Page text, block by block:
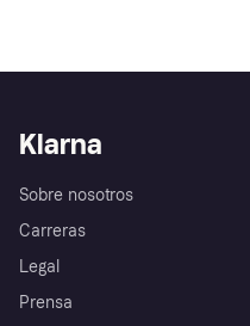
Klarna
Sobre nosotros
Carreras
Legal
Prensa